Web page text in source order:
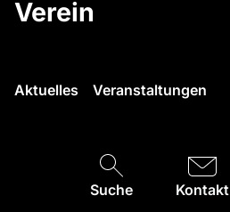
Verein
Aktuelles Veranstaltungen
Suche Kontakt